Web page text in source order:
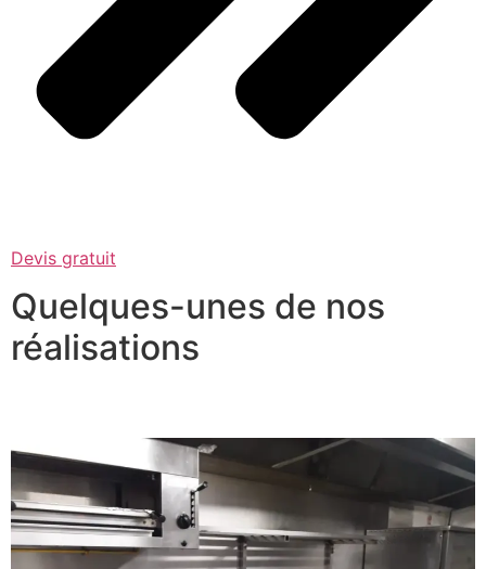
Devis gratuit
Quelques-unes de nos
réalisations